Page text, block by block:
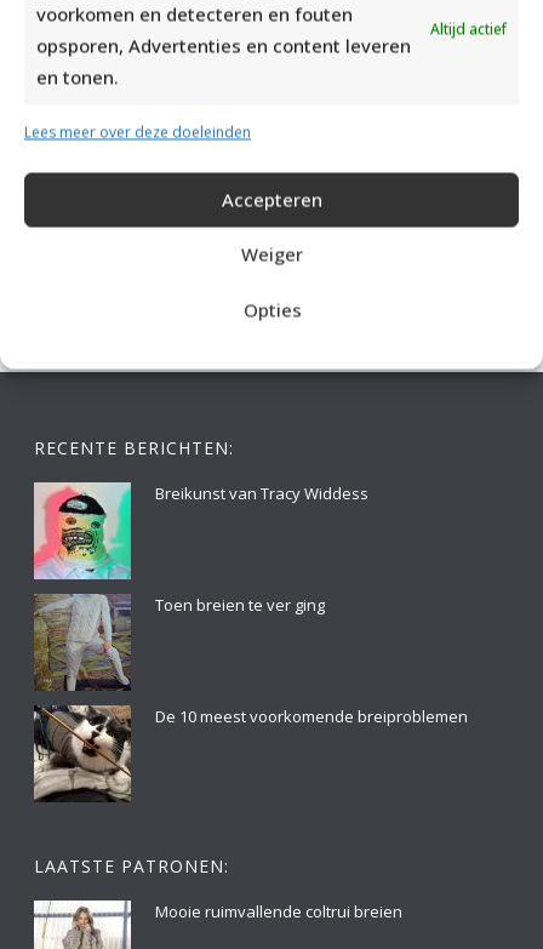
voorkomen en detecteren en fouten
opsporen, Advertenties en content leveren
en tonen.
Altijd actief
Lees meer over deze doeleinden
Accepteren
Weiger
Opties
RECENTE BERICHTEN:
Breikunst van Tracy Widdess
Toen breien te ver ging
De 10 meest voorkomende breiproblemen
LAATSTE PATRONEN:
Mooie ruimvallende coltrui breien